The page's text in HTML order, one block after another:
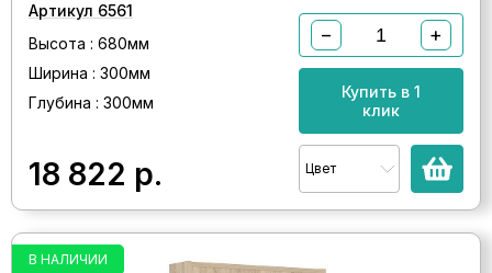
Артикул 6561
Высота : 680мм
Ширина : 300мм
Глубина : 300мм
18 822 р.
− +
Купить в 1
клик
Цвет
В НАЛИЧИИ